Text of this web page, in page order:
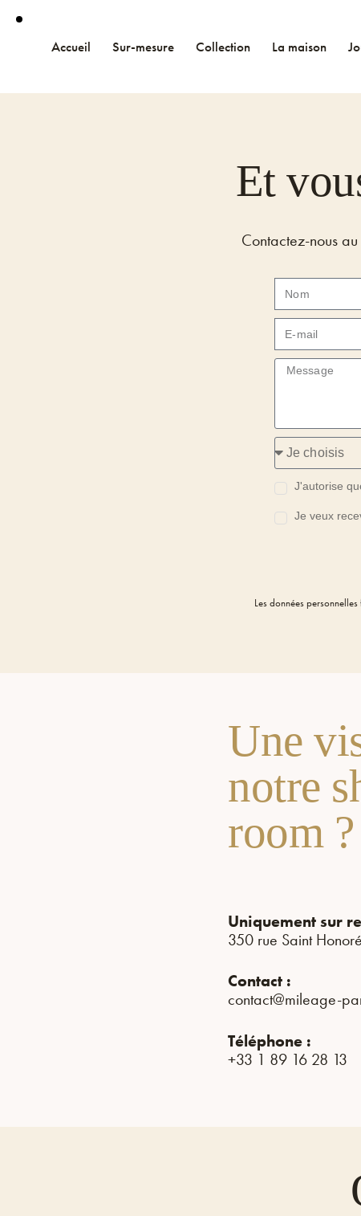
Accueil Sur-mesure Collection La maison
Et
Contactez-nous
J'autorise
Je veux
Les données
Une
notre
room ?
Uniquement sur
350 rue Saint
Contact :
contact@mileage-
Téléphone :
+33 1 89 16 28 13